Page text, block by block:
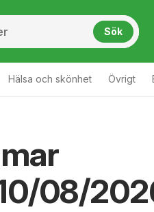
Sök
Hälsa och skönhet Övrigt
08/